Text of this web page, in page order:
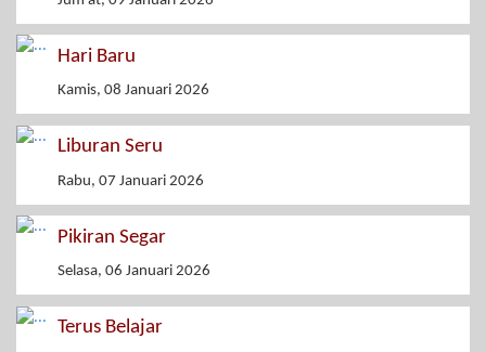
Hari Baru
Kamis, 08 Januari 2026
Liburan Seru
Rabu, 07 Januari 2026
Pikiran Segar
Selasa, 06 Januari 2026
Terus Belajar